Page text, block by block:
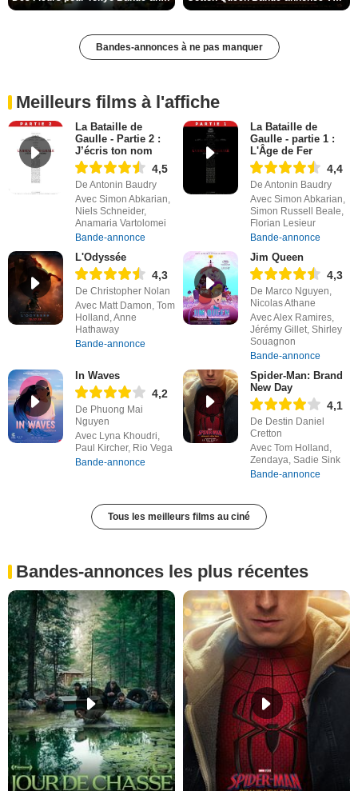
Bandes-annonces à ne pas manquer
Meilleurs films à l'affiche
La Bataille de
Gaulle - Partie 2 :
J’écris ton nom
4,5
De Antonin Baudry
Avec Simon Abkarian,
Niels Schneider,
Anamaria Vartolomei
Bande-annonce
La Bataille de
Gaulle - partie 1 :
L'Âge de Fer
4,4
De Antonin Baudry
Avec Simon Abkarian,
Simon Russell Beale,
Florian Lesieur
Bande-annonce
L'Odyssée
4,3
De Christopher Nolan
Avec Matt Damon, Tom
Holland, Anne
Hathaway
Bande-annonce
Jim Queen
4,3
De Marco Nguyen,
Nicolas Athane
Avec Alex Ramires,
Jérémy Gillet, Shirley
Souagnon
Bande-annonce
In Waves
4,2
De Phuong Mai
Nguyen
Avec Lyna Khoudri,
Paul Kircher, Rio Vega
Bande-annonce
Spider-Man: Brand
New Day
4,1
De Destin Daniel
Cretton
Avec Tom Holland,
Zendaya, Sadie Sink
Bande-annonce
Tous les meilleurs films au ciné
Bandes-annonces les plus récentes